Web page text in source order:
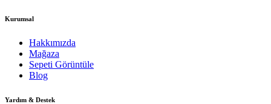
Kurumsal
Hakkımızda
Mağaza
Sepeti Görüntüle
Blog
Yardım & Destek